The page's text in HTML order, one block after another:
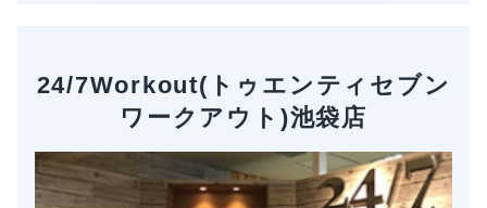
24/7Workout(トゥエンティセブン
ワークアウト)池袋店